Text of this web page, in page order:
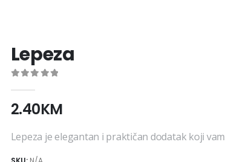
Lepeza
2.40KM
Lepeza je elegantan i praktičan dodatak koji